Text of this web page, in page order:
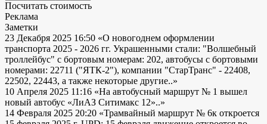
Посчитать стоимость
Реклама
Заметки
23 Декабря 2025 16:50 «О новогоднем оформлении
транспорта 2025 - 2026 гг. Украшенными стали: "Волшебный
троллейбус" с бортовым номерам: 202, автобусы с бортовыми
номерами: 22711 ("ЯТК-2"), компании "СтарТранс" - 22408,
22502, 22443, а также некоторые другие..»
10 Апреля 2025 11:16 «На автобусный маршрут № 1 вышел
новый автобус «ЛиАЗ Ситимакс 12»..»
14 Февраля 2025 20:20 «Трамвайный маршрут № 6к откроется